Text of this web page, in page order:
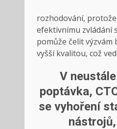
rozhodování,
efektivnímu zvládání
pomůže čelit
vyšší kvalitou, což
V
poptávka,
se vyhoření